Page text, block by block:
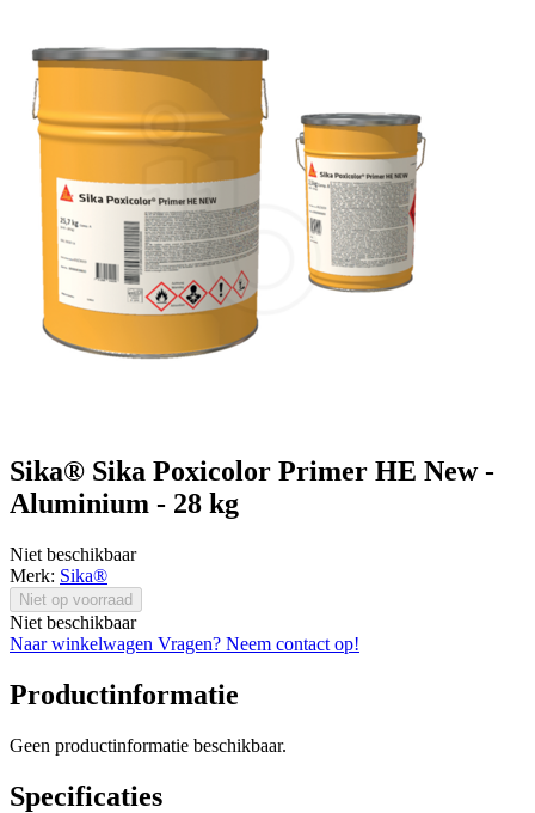
Sika® Sika Poxicolor Primer HE New -
Aluminium - 28 kg
Niet beschikbaar
Merk: Sika®
Niet op voorraad
Niet beschikbaar
Naar winkelwagen Vragen? Neem contact op!
Productinformatie
Geen productinformatie beschikbaar.
Specificaties